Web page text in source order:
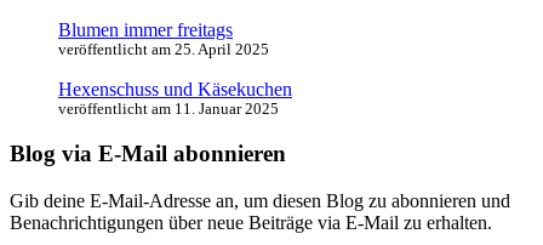
Blumen immer freitags
veröffentlicht am 25. April 2025
Hexenschuss und Käsekuchen
veröffentlicht am 11. Januar 2025
Blog via E-Mail abonnieren
Gib deine E-Mail-Adresse an, um diesen Blog zu abonnieren und
Benachrichtigungen über neue Beiträge via E-Mail zu erhalten.